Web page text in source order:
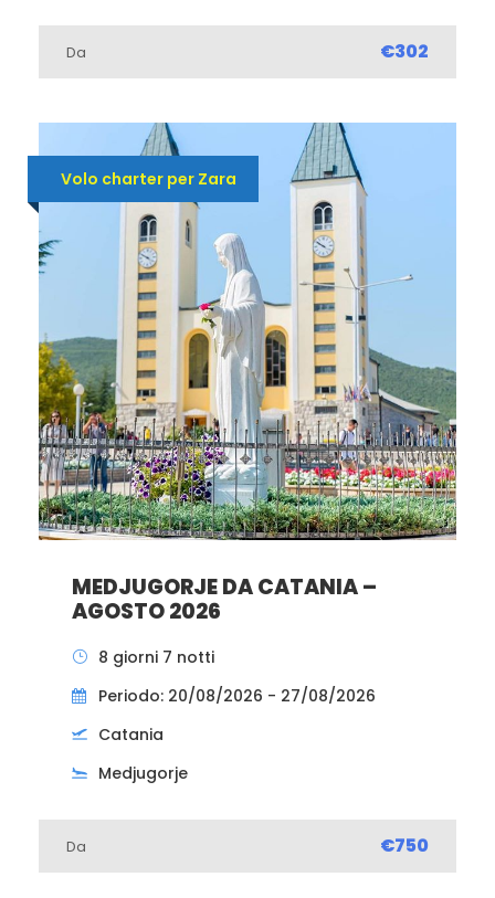
Da €302
Volo charter per Zara
MEDJUGORJE DA CATANIA –
AGOSTO 2026
8 giorni 7 notti
Periodo: 20/08/2026 - 27/08/2026
Catania
Medjugorje
Da €750